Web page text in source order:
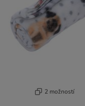
2 možností